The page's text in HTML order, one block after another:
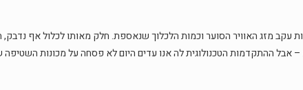
עקב מזג האוויר הסוער וכמות הלכלוך שנאספת. חלק מאותו לכלול אף